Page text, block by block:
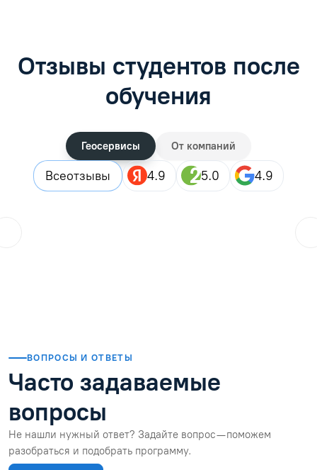
Отзывы студентов после
обучения
Геосервисы От компаний
Всеотзывы 4.9 5.0 4.9
ВОПРОСЫ И ОТВЕТЫ
Часто задаваемые
вопросы
Не нашли нужный ответ? Задайте вопрос — поможем
разобраться и подобрать программу.